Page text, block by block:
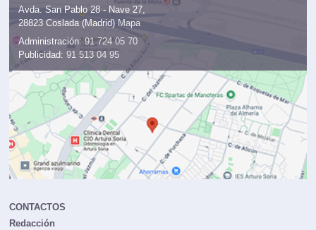
Avda. San Pablo 28 - Nave 27,
28823 Coslada (Madrid) Mapa
Administración: 91 724 05 70
Publicidad: 91 513 04 95
CONTACTOS
Redacción